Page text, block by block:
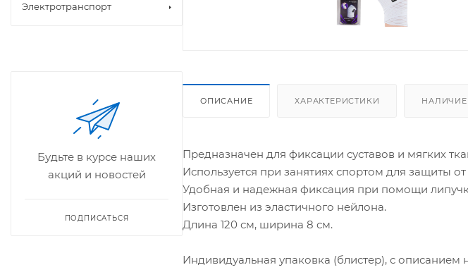
ОПИСАНИЕ ХАРАКТЕРИСТИКИ НАЛИЧИЕ
Предназначен для фиксации суставов и мягких
Используется при занятиях спортом для защиты
Удобная и надежная фиксация при помощи
Изготовлен из эластичного нейлона.
Длина 120 см, ширина 8 см.
Индивидуальная упаковка (блистер), с описанием
Электротранспорт
Будьте в курсе наших
акций и новостей
ПОДПИСАТЬСЯ